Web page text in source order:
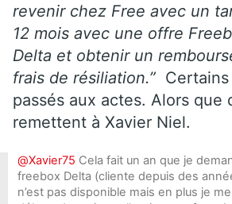
revenir chez Free avec un
12 mois avec une offre
Delta et obtenir un
frais de résiliation.”
passés aux actes. Alors que
remettent à Xavier Niel.
@Xavier75 Cela fait un an que je
freebox Delta (cliente depuis des
n’est pas disponible mais en plus je